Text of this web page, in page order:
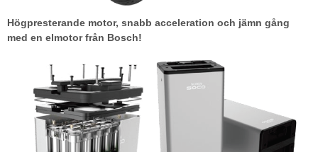
Högpresterande motor, snabb acceleration och jämn gång
med en elmotor från Bosch!